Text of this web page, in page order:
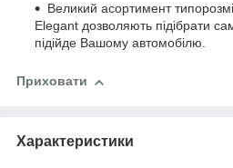
Великий асортимент
Elegant дозволяють підібрати
підійде Вашому автомобілю.
Приховати
Характеристики